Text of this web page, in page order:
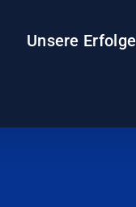
Unsere Erfolge